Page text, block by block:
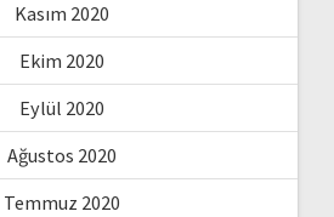
Kasım 2020
Ekim 2020
Eylül 2020
Ağustos 2020
Temmuz 2020